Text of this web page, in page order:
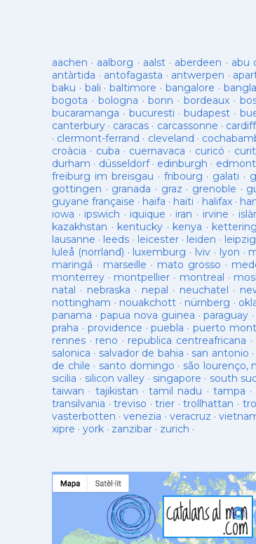
aachen · aalborg · aalst· aberdeen · abu
antàrtida · antofagasta · antwerpen ·
baku · bali ·baltimore · bangalore ·
bogota · bologna ·bonn ·bordeaux ·
bucaramanga · bucuresti · budapest ·
canterbury · caracas · carcassonne · cardiff
· clermont-ferrand · cleveland ·
croàcia · cuba · cuernavaca · curicó ·
durham · düsseldorf· edinburgh ·
freiburg im breisgau · fribourg · galati ·
gottingen · granada · graz · grenoble ·
guyane française · haifa · haiti · halifax·
iowa · ipswich · iquique · iran · irvine ·
kazakhstan · kentucky · kenya · kettering
lausanne · leeds · leicester· leiden · leipzig
luleå (norrland) · luxemburg · lviv · lyon ·
maringá · marseille · mato grosso ·
monterrey · montpellier · montreal ·
natal · nebraska · nepal · neuchatel ·
nottingham · nouakchott · nürnberg ·
panama ·papua nova guinea ·paraguay ·
praha · providence ·puebla ·puerto
rennes · reno · republica centreafricana ·
salonica · salvador de bahia · san antonio ·
de chile · santo domingo · são lourenço,
sicilia · silicon valley · singapore · south
taiwan · tajikistan ·tamil nadu · tampa ·
transilvania ·treviso ·trier ·trollhattan ·
vasterbotten ·venezia · veracruz ·
xipre · york · zanzibar · zurich ·